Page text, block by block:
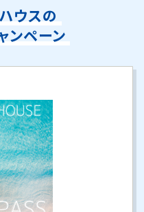
ウスの
ンペーン